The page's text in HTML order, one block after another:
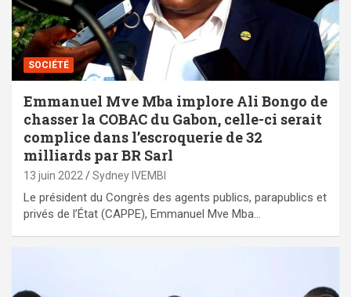
SOCIÉTÉ
Emmanuel Mve Mba implore Ali Bongo de
chasser la COBAC du Gabon, celle-ci serait
complice dans l’escroquerie de 32
milliards par BR Sarl
13 juin 2022 Sydney IVEMBI
Le président du Congrès des agents publics, parapublics et
privés de l’État (CAPPE), Emmanuel Mve Mba…